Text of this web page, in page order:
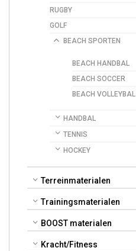
RUGBY
GOLF
BEACH SPORTEN
BEACH HANDBAL
BEACH SOCCER
BEACH VOLLEYBAL
HANDBAL
TENNIS
HOCKEY
Terreinmaterialen
Trainingsmaterialen
BOOST materialen
Kracht/Fitness